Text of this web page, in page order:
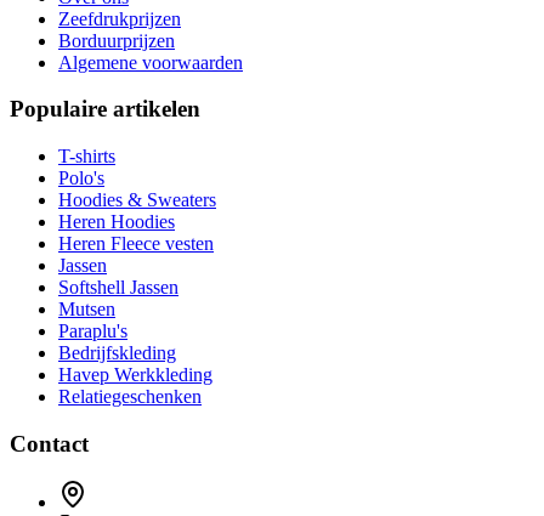
Zeefdrukprijzen
Borduurprijzen
Algemene voorwaarden
Populaire artikelen
T-shirts
Polo's
Hoodies & Sweaters
Heren Hoodies
Heren Fleece vesten
Jassen
Softshell Jassen
Mutsen
Paraplu's
Bedrijfskleding
Havep Werkkleding
Relatiegeschenken
Contact